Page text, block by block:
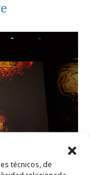
técnicos, de